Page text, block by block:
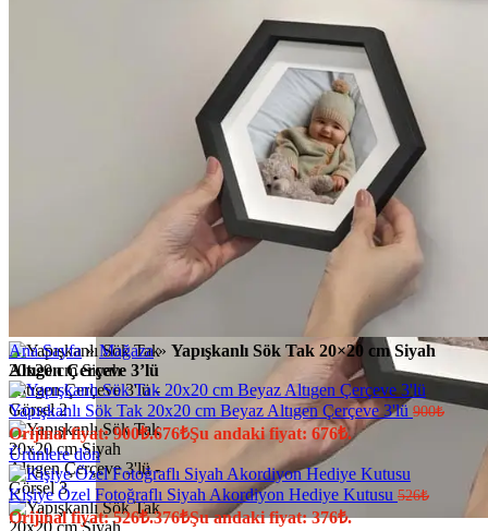
Ana Sayfa»Mağaza» Yapışkanlı Sök Tak 20×20 cm Siyah
Altıgen Çerçeve 3’lü
Yapışkanlı Sök Tak 20x20 cm Beyaz Altıgen Çerçeve 3'lü 900₺
Orijinal fiyat: 900₺.676₺Şu andaki fiyat: 676₺.
Ürünlere dön
Kişiye Özel Fotoğraflı Siyah Akordiyon Hediye Kutusu 526₺
Orijinal fiyat: 526₺.376₺Şu andaki fiyat: 376₺.